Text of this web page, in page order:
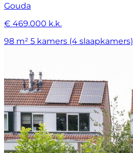
Gouda
€ 469.000 k.k.
98 m² 5 kamers (4 slaapkamers)